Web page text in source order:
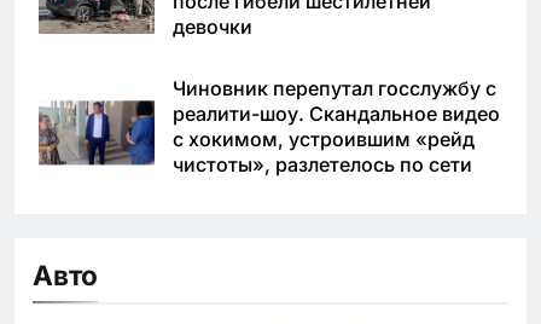
девочки
Чиновник перепутал госслужбу с
реалити-шоу. Скандальное видео
с хокимом, устроившим «рейд
чистоты», разлетелось по сети
Авто